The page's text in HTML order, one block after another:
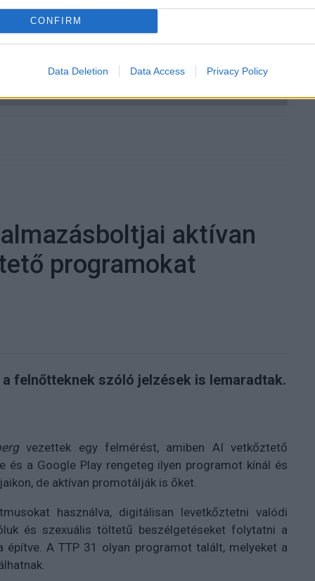
CONFIRM
Data Deletion Data Access Privacy Policy
balatoni kardioösvény (X)
aktívan
programokat
felnőtteknek szóló jelzések is lemaradtak.
vezettek egy felmérést, amiben AI vetkőztető
és a Google Play rengeteg ilyen programot kínál és
de aktívan promotálják is őket.
használva, digitálisan levetkőztetni valódi
és szexuális töltetű beszélgetéseket folytatni a
A TTP 31 olyan programot talált, melyeket a